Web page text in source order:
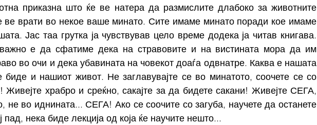
приказна што ќе ве натера да размислите длабоко за животните
ве врати во некое ваше минато. Сите имаме минато поради кое имаме
Јас таа грутка ја чувствував цело време додека ја читав книгава.
е да сфатиме дека на стравовите и на вистината мора да им
во очи и дека убавината на човекот доаѓа одвнатре. Каква е нашата
биде и нашиот живот. Не заглавувајте се во минатото, соочете се со
Живејте храбро и среќно, сакајте за да бидете сакани! Живејте СЕГА,
не во иднината... СЕГА! Ако се соочите со загуба, научете да останете
пад, нека биде лекција од која ќе научите нешто...